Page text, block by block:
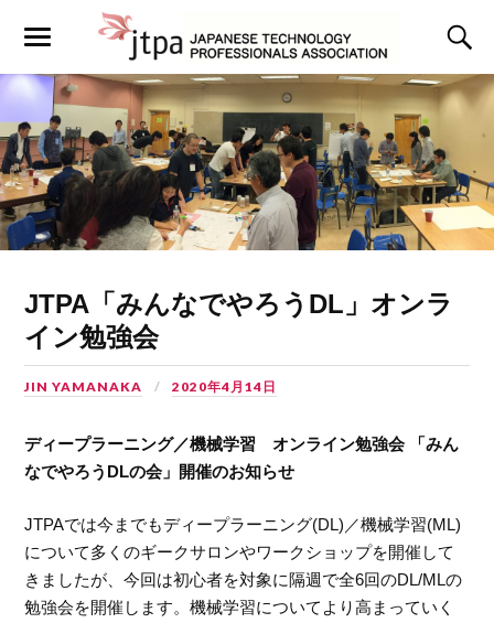
JTPA「みんなでやろうDL」オンラ
イン勉強会
JIN YAMANAKA 2020年4月14日
ディープラーニング／機械学習 オンライン勉強会 「みん
なでやろうDLの会」開催のお知らせ
JTPAでは今までもディープラーニング(DL)／機械学習(ML)
について多くのギークサロンやワークショップを開催して
きましたが、今回は初心者を対象に隔週で全6回のDL/MLの
勉強会を開催します。機械学習についてより高まっていく